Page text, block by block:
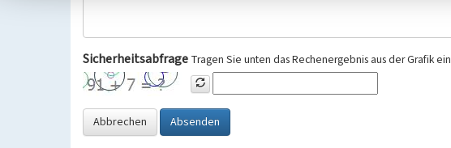
Sicherheitsabfrage Tragen Sie unten das Rechenergebnis aus der Grafik ein
Abbrechen Absenden